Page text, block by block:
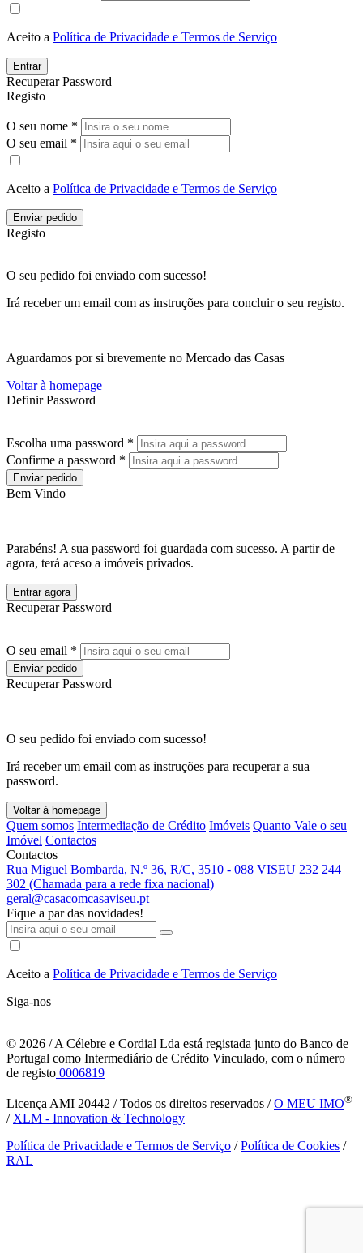
Aceito a Política de Privacidade e Termos de Serviço
Entrar
Recuperar Password
Registo
O seu nome *
O seu email *
Aceito a Política de Privacidade e Termos de Serviço
Enviar pedido
Registo
O seu pedido foi enviado com sucesso!
Irá receber um email com as instruções para concluir o seu registo.
Aguardamos por si brevemente no Mercado das Casas
Voltar à homepage
Definir Password
Escolha uma password *
Confirme a password *
Enviar pedido
Bem Vindo
Parabéns! A sua password foi guardada com sucesso. A partir de
agora, terá aceso a imóveis privados.
Entrar agora
Recuperar Password
O seu email *
Enviar pedido
Recuperar Password
O seu pedido foi enviado com sucesso!
Irá receber um email com as instruções para recuperar a sua
password.
Voltar à homepage
Quem somos Intermediação de Crédito Imóveis Quanto Vale o seu
Imóvel Contactos
Contactos
Rua Miguel Bombarda, N.º 36, R/C, 3510 - 088 VISEU 232 244
302 (Chamada para a rede fixa nacional)
geral@casacomcasaviseu.pt
Fique a par das novidades!
Aceito a Política de Privacidade e Termos de Serviço
Siga-nos
© 2026 / A Célebre e Cordial Lda está registada junto do Banco de
Portugal como Intermediário de Crédito Vinculado, com o número
de registo 0006819
Licença AMI 20442 / Todos os direitos reservados /O MEU IMO®
/ XLM - Innovation & Technology
Política de Privacidade e Termos de Serviço /Política de Cookies /
RAL